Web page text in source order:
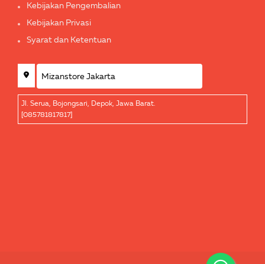
Kebijakan Pengembalian
Kebijakan Privasi
Syarat dan Ketentuan
Jl. Serua, Bojongsari, Depok, Jawa Barat.
[085781817817]